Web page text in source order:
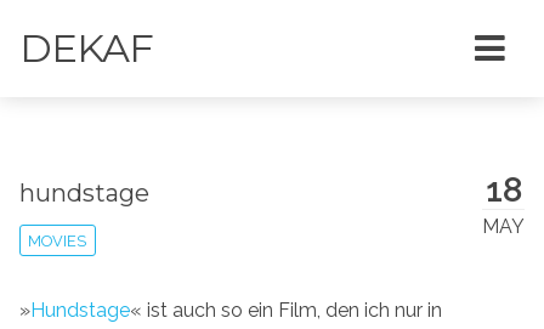
DEKAF
18
MAY
hundstage
MOVIES
»Hundstage« ist auch so ein Film, den ich nur in